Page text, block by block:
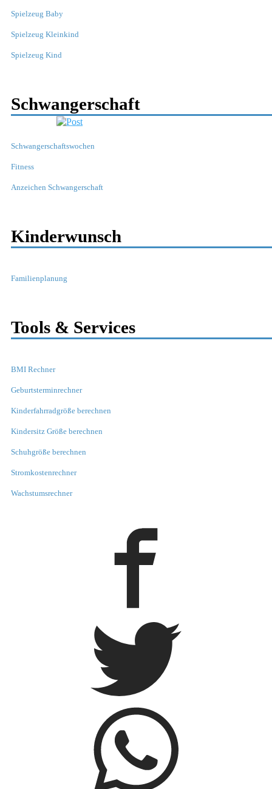
Spielzeug Baby
Spielzeug Kleinkind
Spielzeug Kind
Schwangerschaft
Schwangerschaftswochen
Fitness
Anzeichen Schwangerschaft
Kinderwunsch
Familienplanung
Tools & Services
BMI Rechner
Geburtsterminrechner
Kinderfahrradgröße berechnen
Kindersitz Größe berechnen
Schuhgröße berechnen
Stromkostenrechner
Wachstumsrechner